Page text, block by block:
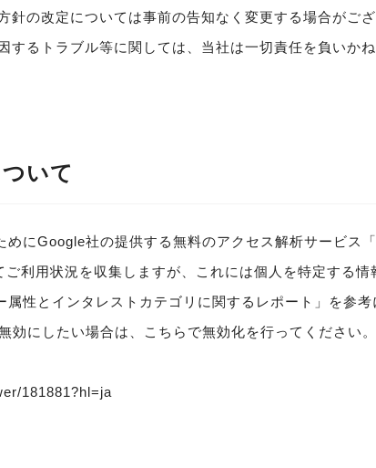
針の改定については事前の告知なく変更する場合がござ
するトラブル等に関しては、当社は一切責任を負いか
いて
めにGoogle社の提供する無料のアクセス解析サービス
利用状況を収集しますが、これには個人を特定する情
性とインタレストカテゴリに関するレポート」を参考
にしたい場合は、こちらで無効化を行ってください。
181881?hl=ja